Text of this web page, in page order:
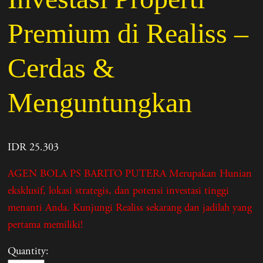
Premium di Realiss –
Cerdas &
Menguntungkan
IDR 25.303
AGEN BOLA PS BARITO PUTERA Merupakan Hunian
eksklusif, lokasi strategis, dan potensi investasi tinggi
menanti Anda. Kunjungi Realiss sekarang dan jadilah yang
pertama memiliki!
Quantity: